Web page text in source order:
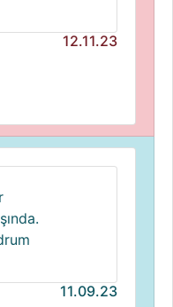
12.11.23
11.09.23